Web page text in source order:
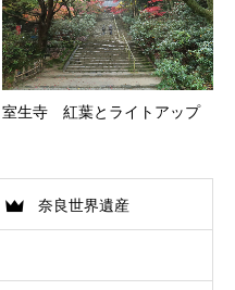
室生寺 紅葉とライトアップ
奈良世界遺産